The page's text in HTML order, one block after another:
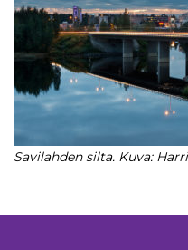
Savilahden silta. Kuva: